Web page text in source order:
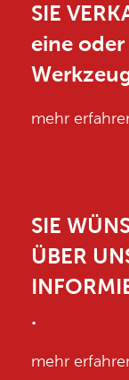
SIE
eine
mehr
SIE
ÜBER
.
mehr